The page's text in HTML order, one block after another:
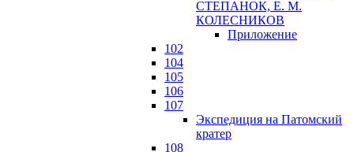
СТЕПАНОК, Е. М.
КОЛЕСНИКОВ
Приложение
102
104
105
106
107
Экспедиция на Патомский
кратер
108